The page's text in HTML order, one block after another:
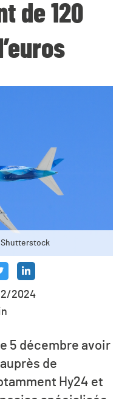
de 120
2024
5 décembre avoir
de
Hy24 et